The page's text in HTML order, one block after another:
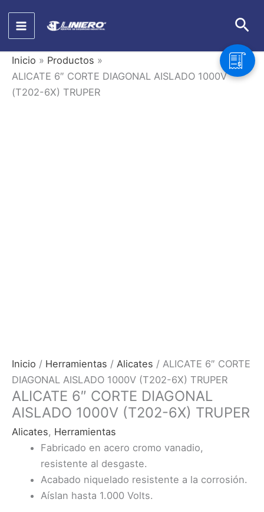
contenido
Inicio
Productos
ALICATE 6″ CORTE DIAGONAL AISLADO 1000V
(T202-6X) TRUPER
Inicio / Herramientas / Alicates / ALICATE 6″ CORTE
DIAGONAL AISLADO 1000V (T202-6X) TRUPER
ALICATE 6″ CORTE DIAGONAL
AISLADO 1000V (T202-6X) TRUPER
Alicates, Herramientas
Fabricado en acero cromo vanadio,
resistente al desgaste.
Acabado niquelado resistente a la corrosión.
Aíslan hasta 1.000 Volts.